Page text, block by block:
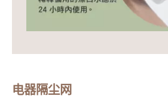
电器隔尘网